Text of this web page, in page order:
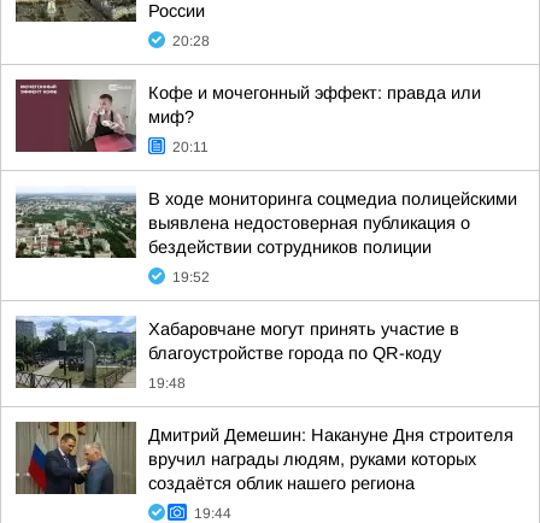
России
20:28
Кофе и мочегонный эффект: правда или
миф?
20:11
В ходе мониторинга соцмедиа полицейскими
выявлена недостоверная публикация о
бездействии сотрудников полиции
19:52
Хабаровчане могут принять участие в
благоустройстве города по QR-коду
19:48
Дмитрий Демешин: Накануне Дня строителя
вручил награды людям, руками которых
создаётся облик нашего региона
19:44